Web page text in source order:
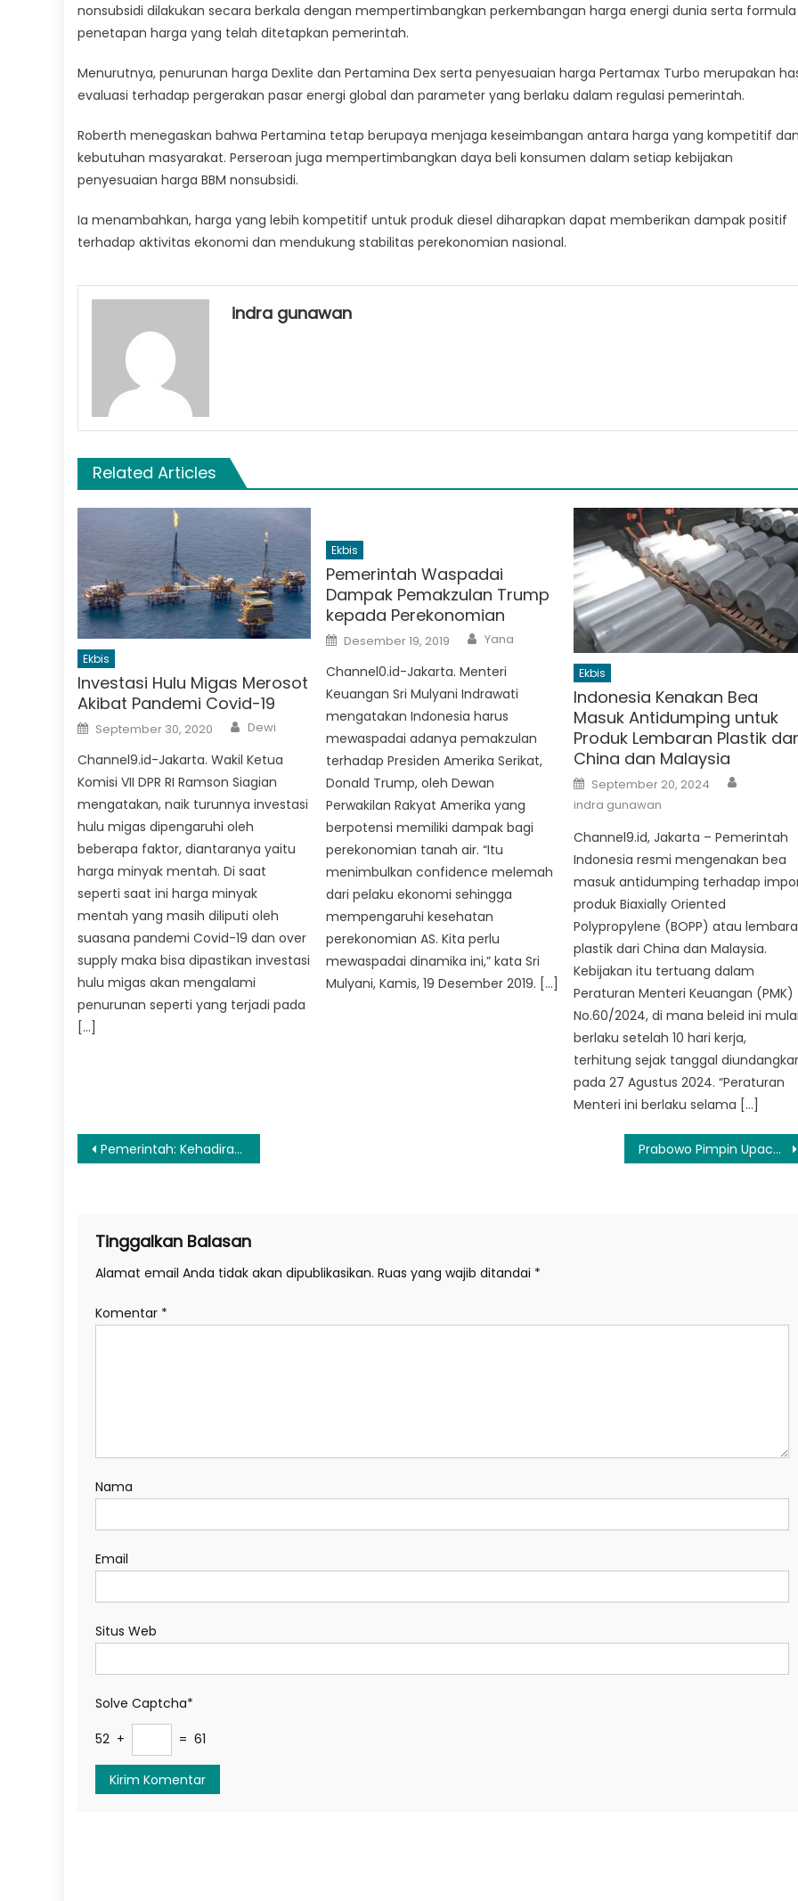
nonsubsidi dilakukan secara berkala dengan mempertimbangkan perkembangan harga energi dunia serta formula
penetapan harga yang telah ditetapkan pemerintah.
Menurutnya, penurunan harga Dexlite dan Pertamina Dex serta penyesuaian harga Pertamax Turbo merupakan
evaluasi terhadap pergerakan pasar energi global dan parameter yang berlaku dalam regulasi pemerintah.
Roberth menegaskan bahwa Pertamina tetap berupaya menjaga keseimbangan antara harga yang kompetitif
kebutuhan masyarakat. Perseroan juga mempertimbangkan daya beli konsumen dalam setiap kebijakan
penyesuaian harga BBM nonsubsidi.
Ia menambahkan, harga yang lebih kompetitif untuk produk diesel diharapkan dapat memberikan dampak positif
terhadap aktivitas ekonomi dan mendukung stabilitas perekonomian nasional.
indra gunawan
Related Articles
Ekbis
Investasi Hulu Migas Merosot
Akibat Pandemi Covid-19
Posted
on
September 30, 2020 Author
Dewi
Channel9.id-Jakarta. Wakil Ketua
Komisi VII DPR RI Ramson Siagian
mengatakan, naik turunnya investasi
hulu migas dipengaruhi oleh
beberapa faktor, diantaranya yaitu
harga minyak mentah. Di saat
seperti saat ini harga minyak
mentah yang masih diliputi oleh
suasana pandemi Covid-19 dan over
supply maka bisa dipastikan investasi
hulu migas akan mengalami
penurunan seperti yang terjadi pada
[…]
Ekbis
Pemerintah Waspadai
Dampak Pemakzulan Trump
kepada Perekonomian
Posted
on
Desember 19, 2019 Author
Yana
Channel0.id-Jakarta. Menteri
Keuangan Sri Mulyani Indrawati
mengatakan Indonesia harus
mewaspadai adanya pemakzulan
terhadap Presiden Amerika Serikat,
Donald Trump, oleh Dewan
Perwakilan Rakyat Amerika yang
berpotensi memiliki dampak bagi
perekonomian tanah air. “Itu
menimbulkan confidence melemah
dari pelaku ekonomi sehingga
mempengaruhi kesehatan
perekonomian AS. Kita perlu
mewaspadai dinamika ini,” kata Sri
Mulyani, Kamis, 19 Desember 2019. […]
Ekbis
Indonesia Kenakan Bea
Masuk Antidumping untuk
Produk Lembaran Plastik
China dan Malaysia
Posted
on
September 20, 2024
indra gunawan
Channel9.id, Jakarta – Pemerintah
Indonesia resmi mengenakan bea
masuk antidumping terhadap
produk Biaxially Oriented
Polypropylene (BOPP) atau
plastik dari China dan Malaysia.
Kebijakan itu tertuang dalam
Peraturan Menteri Keuangan (PMK)
No.60/2024, di mana beleid ini
berlaku setelah 10 hari kerja,
terhitung sejak tanggal
pada 27 Agustus 2024. “Peraturan
Menteri ini berlaku selama […]
Navigasi
Pemerintah: Kehadiran DSI Akan Perkuat Pengawasan dan Tata Kelola Ekspor SDA Prabowo Pimpin Upacara Peringatan Hari Lahir Pancasila
Tinggalkan Balasan
Alamat email Anda tidak akan dipublikasikan. Ruas yang wajib ditandai *
Komentar *
Nama
Email
Situs Web
Solve Captcha*
52 +
= 61